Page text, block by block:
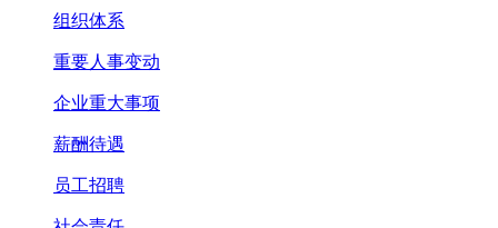
组织体系
重要人事变动
企业重大事项
薪酬待遇
员工招聘